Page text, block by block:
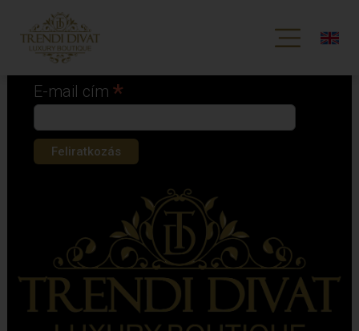
Iratkozz fel hírlevelünkre!
*
E-mail cím*